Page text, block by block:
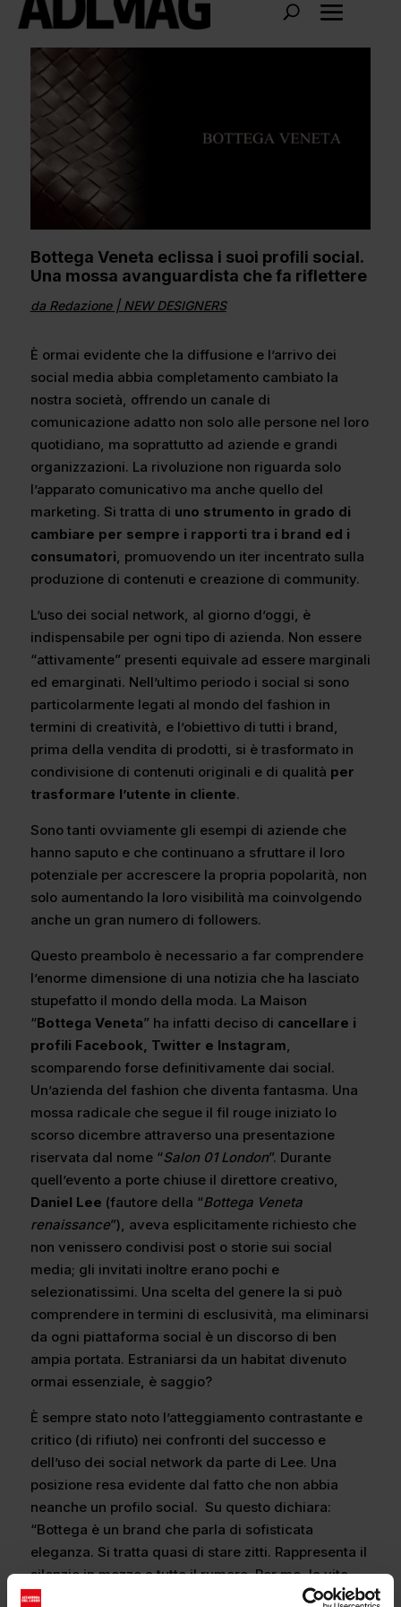
Bottega Veneta eclissa i suoi profili social.
Una mossa avanguardista che fa riflettere
da Redazione| NEW DESIGNERS
È ormai evidente che la diffusione e l’arrivo dei
social media abbia completamento cambiato la
nostra società, offrendo un canale di
comunicazione adatto non solo alle persone nel loro
quotidiano, ma soprattutto ad aziende e grandi
organizzazioni. La rivoluzione non riguarda solo
l’apparato comunicativo ma anche quello del
marketing. Si tratta di uno strumento in grado di
cambiare per sempre i rapporti tra i brand ed i
consumatori, promuovendo un iter incentrato sulla
produzione di contenuti e creazione di community.
L’uso dei social network, al giorno d’oggi, è
indispensabile per ogni tipo di azienda. Non essere
“attivamente” presenti equivale ad essere marginali
ed emarginati. Nell’ultimo periodo i social si sono
particolarmente legati al mondo del fashion in
termini di creatività, e l’obiettivo di tutti i brand,
prima della vendita di prodotti, si è trasformato in
condivisione di contenuti originali e di qualità per
trasformare l’utente in cliente.
Sono tanti ovviamente gli esempi di aziende che
hanno saputo e che continuano a sfruttare il loro
potenziale per accrescere la propria popolarità, non
solo aumentando la loro visibilità ma coinvolgendo
anche un gran numero di followers.
Questo preambolo è necessario a far comprendere
l’enorme dimensione di una notizia che ha lasciato
stupefatto il mondo della moda. La Maison
“Bottega Veneta” ha infatti deciso di cancellare i
profili Facebook, Twitter e Instagram,
scomparendo forse definitivamente dai social.
Un’azienda del fashion che diventa fantasma. Una
mossa radicale che segue il fil rouge iniziato lo
scorso dicembre attraverso una presentazione
riservata dal nome “Salon 01 London”. Durante
quell’evento a porte chiuse il direttore creativo,
Daniel Lee (fautore della “Bottega Veneta
renaissance”), aveva esplicitamente richiesto che
non venissero condivisi post o storie sui social
media; gli invitati inoltre erano pochi e
selezionatissimi. Una scelta del genere la si può
comprendere in termini di esclusività, ma eliminarsi
da ogni piattaforma social è un discorso di ben
ampia portata. Estraniarsi da un habitat divenuto
ormai essenziale, è saggio?
È sempre stato noto l’atteggiamento contrastante e
critico (di rifiuto) nei confronti del successo e
dell’uso dei social network da parte di Lee. Una
posizione resa evidente dal fatto che non abbia
neanche un profilo social. Su questo dichiara:
“Bottega è un brand che parla di sofisticata
eleganza. Si tratta quasi di stare zitti. Rappresenta il
silenzio in mezzo a tutto il rumore. Per me, la vita
significa davvero vivere il momento. Ecco perché